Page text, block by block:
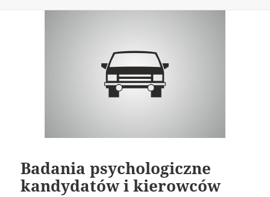
Badania psychologiczne
kandydatów i kierowców